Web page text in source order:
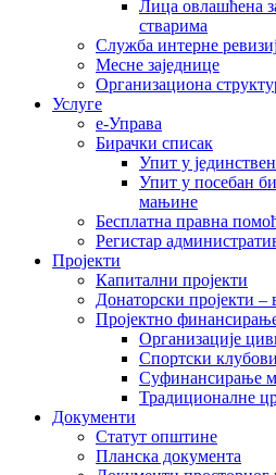
Лица овлашћена
стварима
Служба интерне
Месне заједнице
Организациона
Услуге
е-Управа
Бирачки списак
Упит у
Упит у посебан
мањине
Бесплатна правна
Регистар
Пројекти
Капитални пројекти
Донаторски пројекти –
Пројектно
Организације
Спортски
Суфинансирање
Традиционалне
Документи
Статут општине
Планска документа